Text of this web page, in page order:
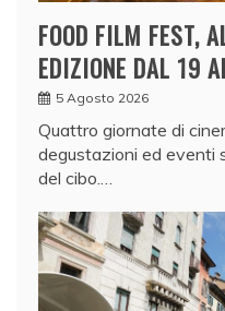
FOOD FILM FEST,
EDIZIONE DAL 19
5 Agosto 2026
Quattro giornate di
degustazioni ed eventi
del cibo.…